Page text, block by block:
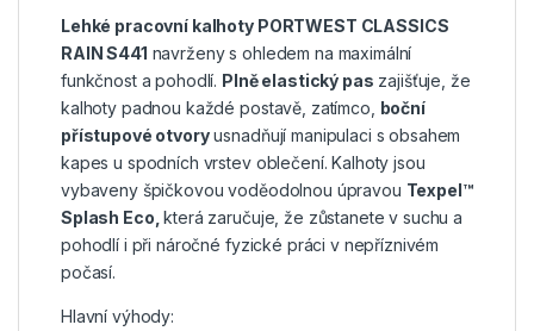
Lehké pracovní kalhoty PORTWEST CLASSICS
RAIN S441 navrženy s ohledem na maximální
funkčnost a pohodlí. Plně elastický pas zajišťuje, že
kalhoty padnou každé postavě, zatímco, boční
přístupové otvoryusnadňují manipulaci s obsahem
kapes u spodních vrstev oblečení. Kalhoty jsou
vybaveny špičkovou voděodolnou úpravou Texpel™
Splash Eco,která zaručuje, že zůstanete v suchu a
pohodlí i při náročné fyzické práci v nepříznivém
počasí.
Hlavní výhody: